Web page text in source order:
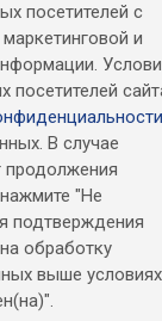
на сайте, не
Наши контакты
– Пт.: с 9:00 до 18:00
22 +7 (800)
office@epatrade.ru
посетителей с
и
посетителей
В случае
продолжения
"Не
подтверждения
обработку
выше условиях